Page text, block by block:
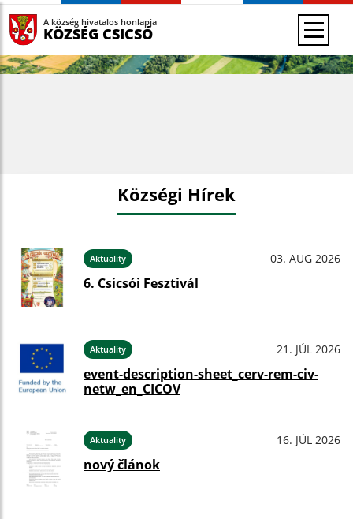
A község hivatalos honlapja
KÖZSÉG CSICSÓ
Községi Hírek
Aktuality 03. AUG 2026
6. Csicsói Fesztivál
Aktuality 21. JÚL 2026
event-description-sheet_cerv-rem-civ-
netw_en_CICOV
Aktuality 16. JÚL 2026
nový článok